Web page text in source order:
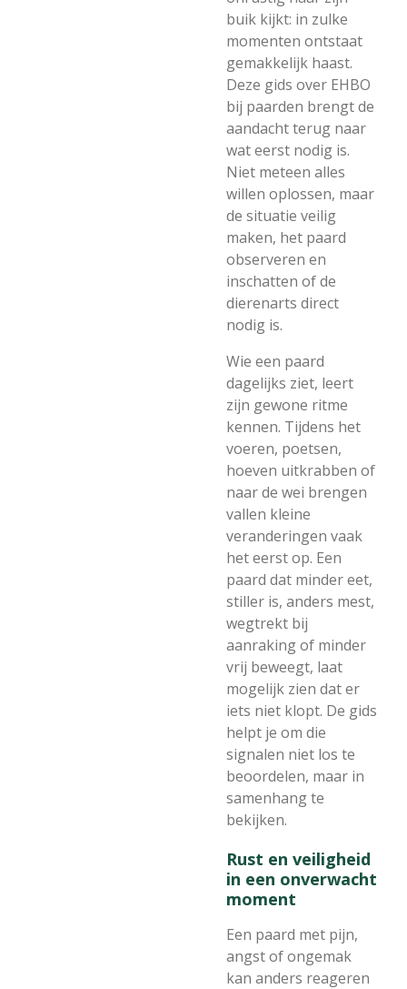
buik kijkt: in zulke
momenten ontstaat
gemakkelijk haast.
Deze gids over EHBO
bij paarden brengt de
aandacht terug naar
wat eerst nodig is.
Niet meteen alles
willen oplossen, maar
de situatie veilig
maken, het paard
observeren en
inschatten of de
dierenarts direct
nodig is.
Wie een paard
dagelijks ziet, leert
zijn gewone ritme
kennen. Tijdens het
voeren, poetsen,
hoeven uitkrabben of
naar de wei brengen
vallen kleine
veranderingen vaak
het eerst op. Een
paard dat minder eet,
stiller is, anders mest,
wegtrekt bij
aanraking of minder
vrij beweegt, laat
mogelijk zien dat er
iets niet klopt. De gids
helpt je om die
signalen niet los te
beoordelen, maar in
samenhang te
bekijken.
Rust en veiligheid
in een onverwacht
moment
Een paard met pijn,
angst of ongemak
kan anders reageren